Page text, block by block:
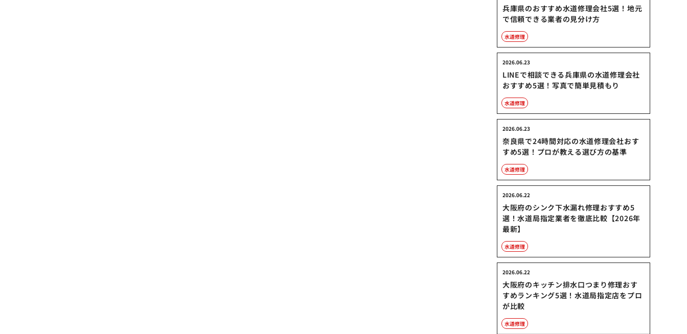
兵庫県のおすすめ水道修理会社5選！地元
で信頼できる業者の見分け方
水道修理
LINEで相談できる兵庫県の水道修理会社
おすすめ5選！写真で簡単見積もり
2026.06.23
水道修理
奈良県で24時間対応の水道修理会社おす
すめ5選！プロが教える選び方の基準
2026.06.23
水道修理
大阪府のシンク下水漏れ修理おすすめ5
選！水道局指定業者を徹底比較【2026年
最新】
2026.06.22
水道修理
大阪府のキッチン排水口つまり修理おす
すめランキング5選！水道局指定店をプロ
が比較
2026.06.22
水道修理